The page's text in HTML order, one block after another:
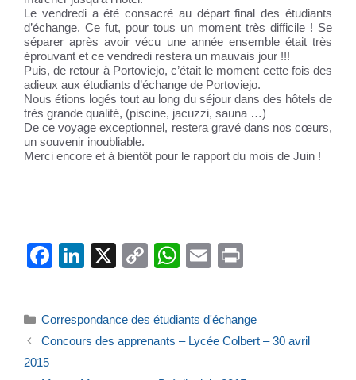
Le vendredi a été consacré au départ final des étudiants
d’échange. Ce fut, pour tous un moment très difficile ! Se
séparer après avoir vécu une année ensemble était très
éprouvant et ce vendredi restera un mauvais jour !!!
Puis, de retour à Portoviejo, c’était le moment cette fois des
adieux aux étudiants d’échange de Portoviejo.
Nous étions logés tout au long du séjour dans des hôtels de
très grande qualité, (piscine, jacuzzi, sauna …)
De ce voyage exceptionnel, restera gravé dans nos cœurs,
un souvenir inoubliable.
Merci encore et à bientôt pour le rapport du mois de Juin !
F
e
Li
e
X
C
y
W
s
A
E
Catégories
Correspondance des étudiants d'échange
Concours des apprenants – Lycée Colbert – 30 avril
2015